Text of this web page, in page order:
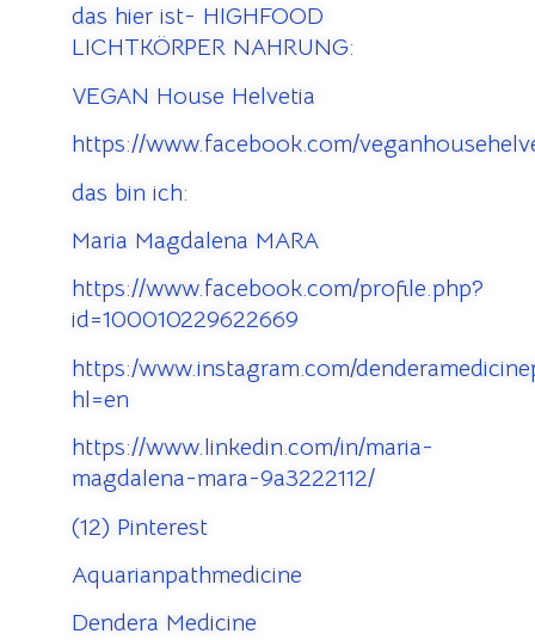
das hier ist- HIGHFOOD
LICHTKÖRPER NAHRUNG:
VEGAN House Helvetia
https://www.facebook.com/
das bin ich:
Maria Magdalena MARA
https://www.facebook.com/profile.php?
id=100010229622669
https:/www.instagram.com/
hl=en
https://www.linkedin.com/in/maria-
magdalena-mara-9a3222112/
(12) Pinterest
Aquarianpathmedicine
Dendera Medicine